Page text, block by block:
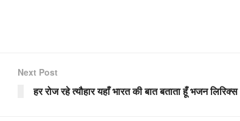
Next Post
हर रोज रहे त्यौहार यहाँ भारत की बात बताता हूँ भजन लिरिक्स